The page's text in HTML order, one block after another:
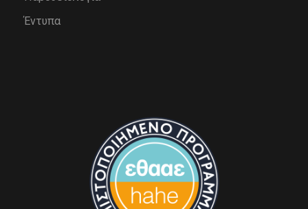
Έντυπα